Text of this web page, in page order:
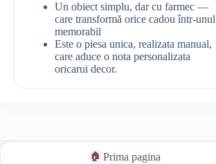
Un obiect simplu, dar cu farmec —
care transformă orice cadou într-unul
memorabil
Este o piesa unica, realizata manual,
care aduce o nota personalizata
oricarui decor.
Prima pagina